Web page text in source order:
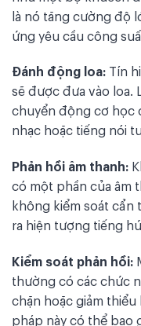
là nó tăng cường độ
ứng yêu cầu công
Đánh động loa: Tín
sẽ được đưa vào loa.
chuyển động cơ học
nhạc hoặc tiếng nói
Phản hồi âm thanh:
có một phần của âm
không kiểm soát cẩn
ra hiện tượng tiếng
Kiểm soát phản hồi:
thường có các chức
chặn hoặc giảm
pháp này có thể bao